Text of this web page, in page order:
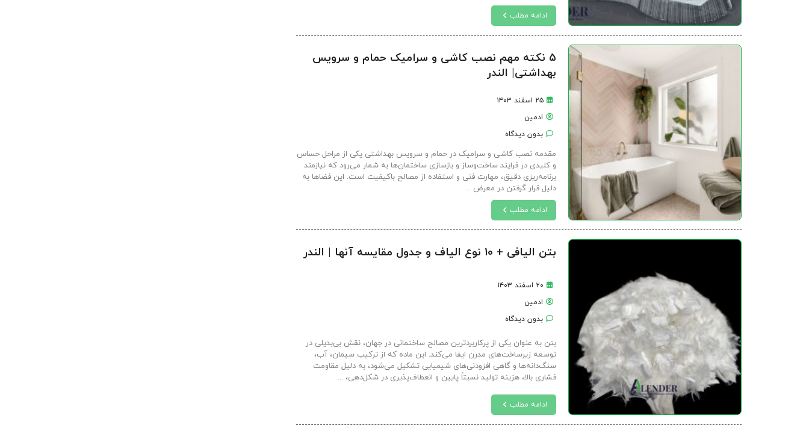
ادامه مطلب
۵ نکته مهم نصب کاشی و سرامیک حمام و سرویس
بهداشتی| الندر
۲۵ اسفند ۱۴۰۳
ادمین
بدون دیدگاه
مقدمه نصب کاشی و سرامیک در حمام و سرویس بهداشتی یکی از مراحل حساس
و کلیدی در فرایند ساخت‌وساز و بازسازی ساختمان‌ها به شمار می‌رود که نیازمند
برنامه‌ریزی دقیق، مهارت فنی و استفاده از مصالح باکیفیت است. این فضاها به
دلیل قرار گرفتن در معرض ...
ادامه مطلب
بتن الیافی + 10 نوع الیاف و جدول مقایسه آنها | الندر
۲۰ اسفند ۱۴۰۳
ادمین
بدون دیدگاه
بتن به عنوان یکی از پرکاربردترین مصالح ساختمانی در جهان، نقش بی‌بدیلی در
توسعه زیرساخت‌های مدرن ایفا می‌کند. این ماده که از ترکیب سیمان، آب،
سنگ‌دانه‌ها و گاهی افزودنی‌های شیمیایی تشکیل می‌شود، به دلیل مقاومت
فشاری بالا، هزینه تولید نسبتاً پایین و انعطاف‌پذیری در شکل‌دهی، ...
ادامه مطلب